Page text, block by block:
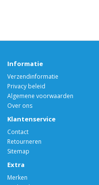
Informatie
Verzendinformatie
Privacy beleid
Algemene voorwaarden
Over ons
Klantenservice
Contact
Retourneren
Sitemap
Extra
Merken